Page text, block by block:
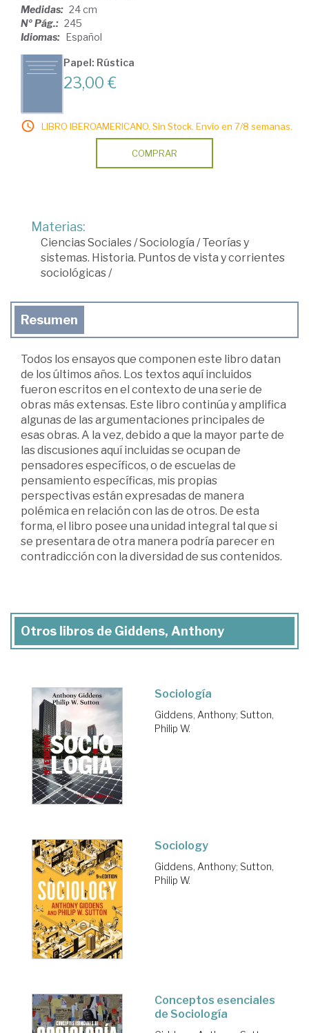
Medidas: 24 cm
Nº Pág.: 245
Idiomas: Español
Papel: Rústica
23,00 €
LIBRO IBEROAMERICANO. Sin Stock. Envío en 7/8 semanas.
COMPRAR
Materias:
Ciencias Sociales/Sociología /Teorías y
sistemas. Historia. Puntos de vista y corrientes
sociológicas/
Resumen
Todos los ensayos que componen este libro datan
de los últimos años. Los textos aquí incluidos
fueron escritos en el contexto de una serie de
obras más extensas. Este libro continúa y amplifica
algunas de las argumentaciones principales de
esas obras. A la vez, debido a que la mayor parte de
las discusiones aquí incluidas se ocupan de
pensadores específicos, o de escuelas de
pensamiento específicas, mis propias
perspectivas están expresadas de manera
polémica en relación con las de otros. De esta
forma, el libro posee una unidad integral tal que si
se presentara de otra manera podría parecer en
contradicción con la diversidad de sus contenidos.
Otros libros de Giddens, Anthony
Sociología
Giddens, Anthony; Sutton,
Philip W.
Sociology
Giddens, Anthony; Sutton,
Philip W.
Conceptos esenciales
de Sociología